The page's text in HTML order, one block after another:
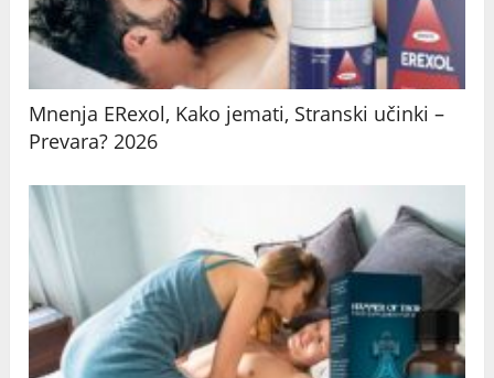
Mnenja ERexol, Kako jemati, Stranski učinki –
Prevara? 2026